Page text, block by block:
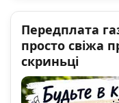
Передплата
просто свіжа
скриньці